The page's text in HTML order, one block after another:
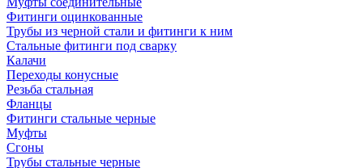
Фитинги оцинкованные
Трубы из черной стали и фитинги к ним
Стальные фитинги под сварку
Калачи
Переходы конусные
Резьба стальная
Фланцы
Фитинги стальные черные
Муфты
Сгоны
Трубы стальные черные